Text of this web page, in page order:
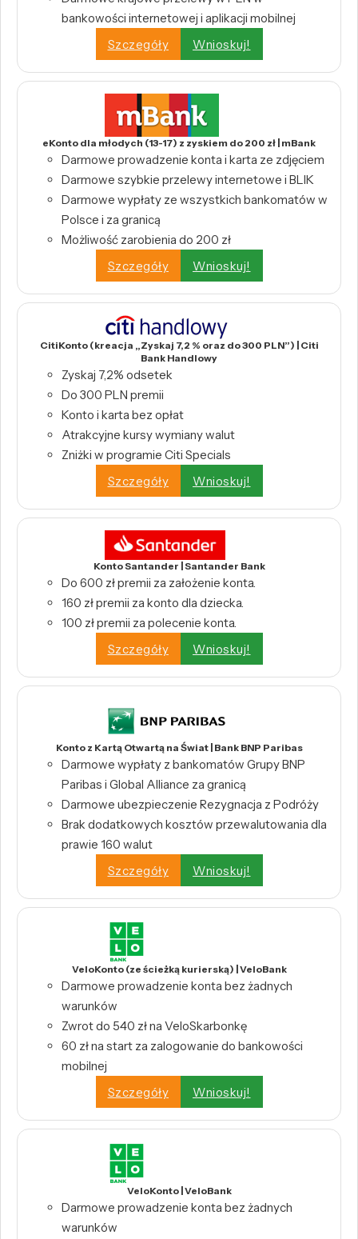
bankowości internetowej i aplikacji mobilnej
Szczegóły
Wnioskuj!
eKonto dla młodych (13-17) z zyskiem do 200 zł | mBank
Darmowe prowadzenie konta i karta ze zdjęciem
Darmowe szybkie przelewy internetowe i BLIK
Darmowe wypłaty ze wszystkich bankomatów w
Polsce i za granicą
Możliwość zarobienia do 200 zł
Szczegóły
Wnioskuj!
CitiKonto (kreacja „Zyskaj 7,2 % oraz do 300 PLN”) | Citi
Bank Handlowy
Zyskaj 7,2% odsetek
Do 300 PLN premii
Konto i karta bez opłat
Atrakcyjne kursy wymiany walut
Zniżki w programie Citi Specials
Szczegóły
Wnioskuj!
Konto Santander | Santander Bank
Do 600 zł premii za założenie konta.
160 zł premii za konto dla dziecka.
100 zł premii za polecenie konta.
Szczegóły
Wnioskuj!
Konto z Kartą Otwartą na Świat | Bank BNP Paribas
Darmowe wypłaty z bankomatów Grupy BNP
Paribas i Global Alliance za granicą
Darmowe ubezpieczenie Rezygnacja z Podróży
Brak dodatkowych kosztów przewalutowania dla
prawie 160 walut
Szczegóły
Wnioskuj!
VeloKonto (ze ścieżką kurierską) | VeloBank
Darmowe prowadzenie konta bez żadnych
warunków
Zwrot do 540 zł na VeloSkarbonkę
60 zł na start za zalogowanie do bankowości
mobilnej
Szczegóły
Wnioskuj!
VeloKonto | VeloBank
Darmowe prowadzenie konta bez żadnych
warunków